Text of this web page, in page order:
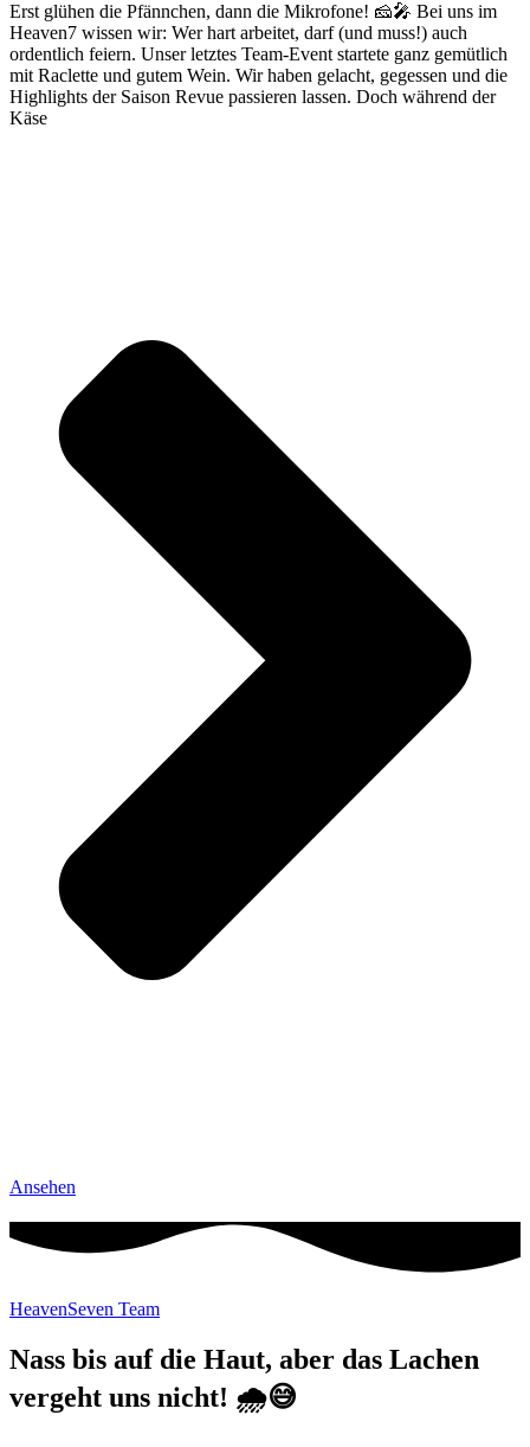
Erst glühen die Pfännchen, dann die Mikrofone! 🧀🎤 Bei uns im
Heaven7 wissen wir: Wer hart arbeitet, darf (und muss!) auch
ordentlich feiern. Unser letztes Team-Event startete ganz gemütlich
mit Raclette und gutem Wein. Wir haben gelacht, gegessen und die
Highlights der Saison Revue passieren lassen. Doch während der
Käse
Ansehen
HeavenSeven Team
Nass bis auf die Haut, aber das Lachen
vergeht uns nicht! 🌧️😅